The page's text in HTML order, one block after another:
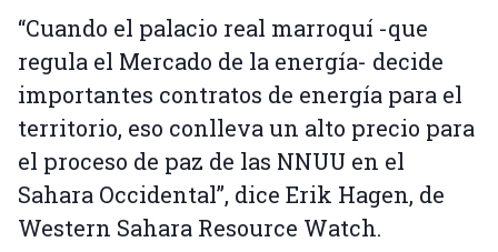
“Cuando el palacio real marroquí -que
regula el Mercado de la energía- decide
importantes contratos de energía para el
territorio, eso conlleva un alto precio para
el proceso de paz de las NNUU en el
Sahara Occidental”, dice Erik Hagen, de
Western Sahara Resource Watch.